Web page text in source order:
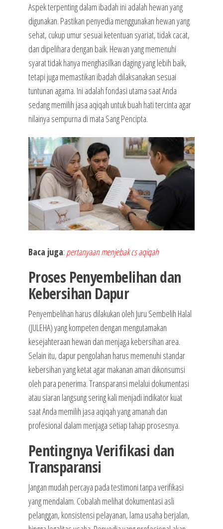
Aspek terpenting dalam ibadah ini adalah hewan yang
digunakan. Pastikan penyedia menggunakan hewan yang
sehat, cukup umur sesuai ketentuan syariat, tidak cacat,
dan dipelihara dengan baik. Hewan yang memenuhi
syarat tidak hanya menghasilkan daging yang lebih baik,
tetapi juga memastikan ibadah dilaksanakan sesuai
tuntunan agama. Ini adalah fondasi utama saat Anda
sedang memilih jasa aqiqah untuk buah hati tercinta agar
nilainya sempurna di mata Sang Pencipta.
Baca juga: pertanyaan menjebak cs aqiqah
Proses Penyembelihan dan
Kebersihan Dapur
Penyembelihan harus dilakukan oleh Juru Sembelih Halal
(JULEHA) yang kompeten dengan mengutamakan
kesejahteraan hewan dan menjaga kebersihan area.
Selain itu, dapur pengolahan harus memenuhi standar
kebersihan yang ketat agar makanan aman dikonsumsi
oleh para penerima. Transparansi melalui dokumentasi
atau siaran langsung sering kali menjadi indikator kuat
saat Anda memilih jasa aqiqah yang amanah dan
profesional dalam menjaga setiap tahap prosesnya.
Pentingnya Verifikasi dan
Transparansi
Jangan mudah percaya pada testimoni tanpa verifikasi
yang mendalam. Cobalah melihat dokumentasi asli
pelanggan, konsistensi pelayanan, lama usaha berjalan,